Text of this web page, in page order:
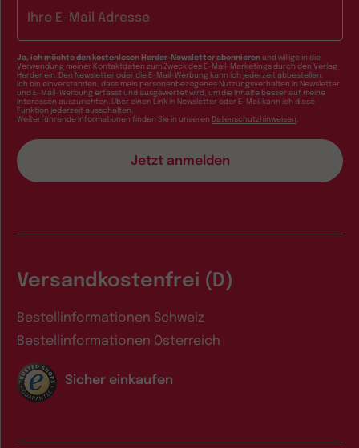
Ja, ich möchte den kostenlosen Herder-Newsletter abonnieren und willige in die
Verwendung meiner Kontaktdaten zum Zweck des E-Mail-Marketings durch den Verlag
Herder ein. Den Newsletter oder die E-Mail-Werbung kann ich jederzeit abbestellen.
Ich bin einverstanden, dass mein personenbezogenes Nutzungsverhalten in Newsletter
und E-Mail-Werbung erfasst und ausgewertet wird, um die Inhalte besser auf meine
Interessen auszurichten. Über einen Link in Newsletter oder E-Mail kann ich diese
Funktion jederzeit ausschalten.
Weiterführende Informationen finden Sie in unseren Datenschutzhinweisen
Versandkostenfrei (D)
Bestellinformationen Schweiz
Bestellinformationen Österreich
Sicher einkaufen